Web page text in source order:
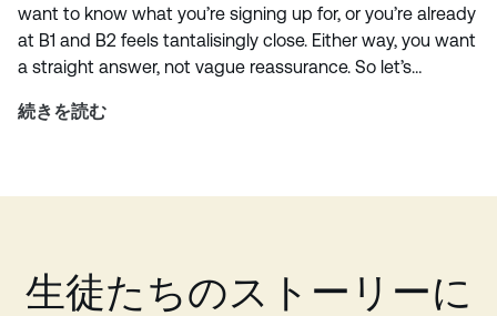
want to know what you’re signing up for, or you’re already
at B1 and B2 feels tantalisingly close. Either way, you want
a straight answer, not vague reassurance. So let’s…
続きを読む
生徒たちのストーリーに